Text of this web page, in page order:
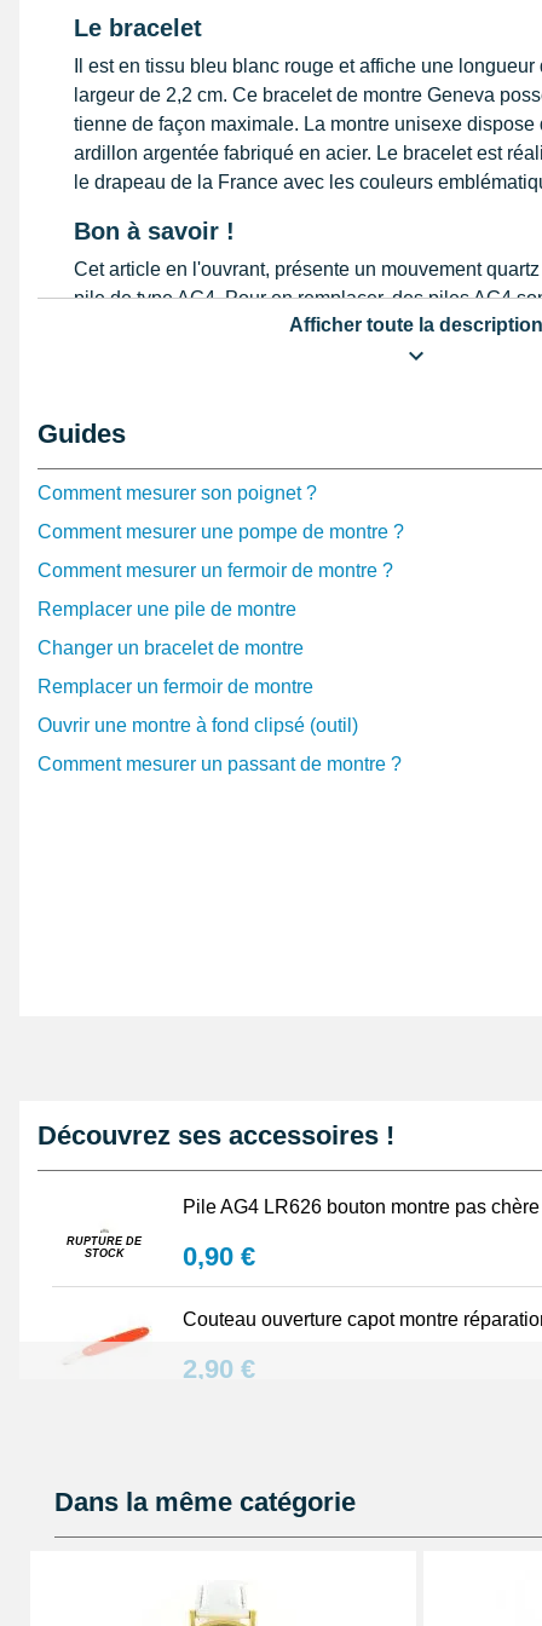
Le bracelet
Il est en tissu bleu blanc rouge et affiche une
largeur de 2,2 cm. Ce bracelet de montre Geneva
tienne de façon maximale. La montre unisexe dispose
ardillon argentée fabriqué en acier. Le bracelet est
le drapeau de la France avec les couleurs
Bon à savoir !
Cet article en l'ouvrant, présente un mouvement
pile de type AG4. Pour en remplacer, des piles AG4
. Pour le couvercle arrière
renouveler la pile de montre, il est nécessaire de se
montre
Pour refermer le couvercle, unmarteau pour montre
est raccroché au boîtier par des barrettes de montre
22 mm. Le fermoir est lié au bracelet avec une
de 22 mm
. Pour remplacer les pompes de fixation,
La montre de marque Geneva unisexe possède un
C'est une montre pas chère pour homme et pour
couleurs de la France, bleu, blanc, rouge. Cette
Afficher toute la description
Guides
Comment mesurer son poignet ?
Comment mesurer une pompe de montre ?
Comment mesurer un fermoir de montre ?
Remplacer une pile de montre
Changer un bracelet de montre
Remplacer un fermoir de montre
Ouvrir une montre à fond clipsé (outil)
Comment mesurer un passant de montre ?
Découvrez ses accessoires !
RUPTURE DE
STOCK
Pile AG4 LR626 bouton montre pas
0,90 €
Couteau ouverture capot montre
2,90 €
4,90 €
3,90 €
Dans la même catégorie